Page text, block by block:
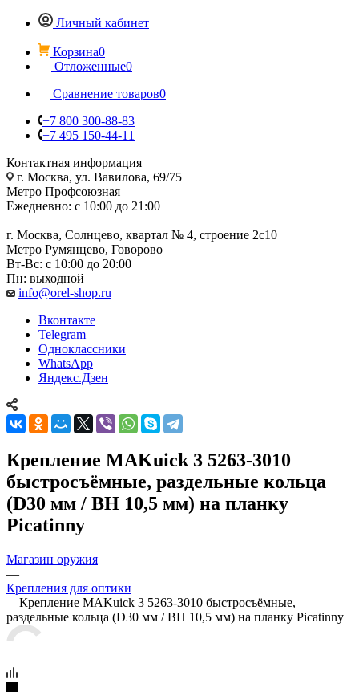
Личный кабинет
Корзина0
Отложенные0
Сравнение товаров0
+7 800 300-88-83
+7 495 150-44-11
Контактная информация
г. Москва, ул. Вавилова, 69/75
Метро Профсоюзная
Ежедневно: с 10:00 до 21:00
г. Москва, Солнцево, квартал № 4, строение 2с10
Метро Румянцево, Говорово
Вт-Вс: с 10:00 до 20:00
Пн: выходной
info@orel-shop.ru
Вконтакте
Telegram
Одноклассники
WhatsApp
Яндекс.Дзен
Крепление MAKuick 3 5263-3010
быстросъёмные, раздельные кольца
(D30 мм / BH 10,5 мм) на планку
Picatinny
Магазин оружия
—
Крепления для оптики
—Крепление MAKuick 3 5263-3010 быстросъёмные,
раздельные кольца (D30 мм / BH 10,5 мм) на планку Picatinny